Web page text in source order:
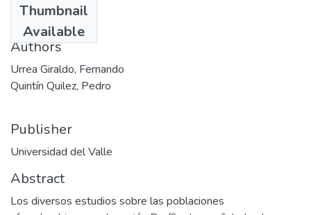
Thumbnail
Available
1997-06
Authors
Urrea Giraldo, Fernando
Quintín Quilez, Pedro
Publisher
Universidad del Valle
Abstract
Los diversos estudios sobre las poblaciones